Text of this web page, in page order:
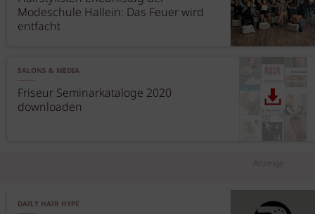
Modeschule Hallein: Das Feuer wird
entfacht
SALONS & MEDIA
Friseur Seminarkataloge 2020
downloaden
Anzeige
DAILY HAIR HYPE